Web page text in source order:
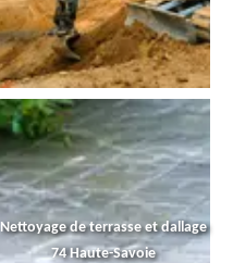
Nettoyage de terrasse et dallage
74 Haute-Savoie